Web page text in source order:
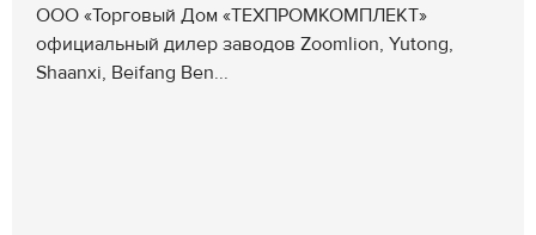
ООО «Торговый Дом «ТЕХПРОМКОМПЛЕКТ»
официальный дилер заводов Zoomlion, Yutong,
Shaanxi, Beifang Ben...